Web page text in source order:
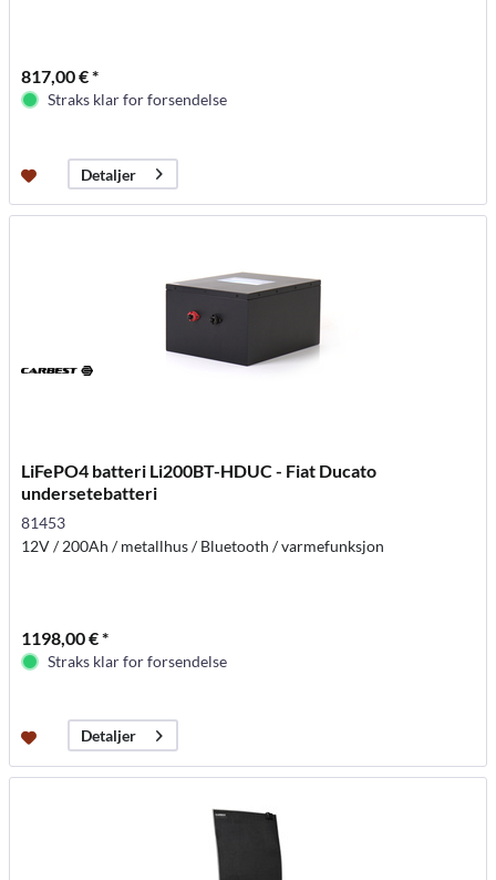
817,00 € *
Straks klar for forsendelse
Detaljer
LiFePO4 batteri Li200BT-HDUC - Fiat Ducato
undersetebatteri
81453
12V / 200Ah / metallhus / Bluetooth / varmefunksjon
1198,00 € *
Straks klar for forsendelse
Detaljer